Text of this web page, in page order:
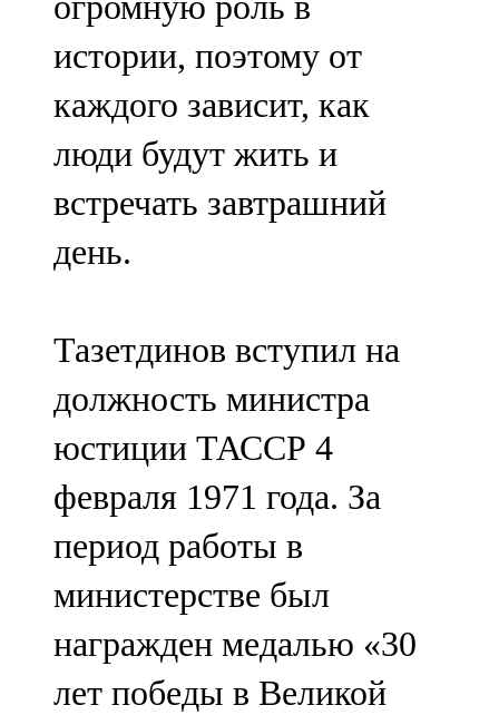
истории, поэтому от
каждого зависит, как
люди будут жить и
встречать завтрашний
день.
Тазетдинов вступил на
должность министра
юстиции ТАССР 4
февраля 1971 года. За
период работы в
министерстве был
награжден медалью «30
лет победы в Великой